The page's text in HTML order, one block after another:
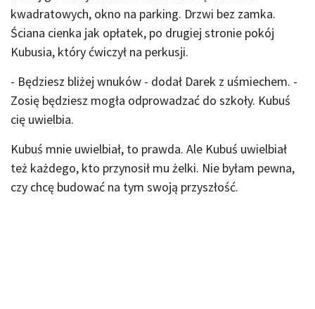
kwadratowych, okno na parking. Drzwi bez zamka.
Ściana cienka jak opłatek, po drugiej stronie pokój
Kubusia, który ćwiczył na perkusji.
- Będziesz bliżej wnuków - dodał Darek z uśmiechem. -
Zosię będziesz mogła odprowadzać do szkoły. Kubuś
cię uwielbia.
Kubuś mnie uwielbiał, to prawda. Ale Kubuś uwielbiał
też każdego, kto przynosił mu żelki. Nie byłam pewna,
czy chcę budować na tym swoją przyszłość.